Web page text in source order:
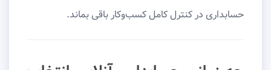
حسابداری در کنترل کامل کسب‌وکار باقی بماند.